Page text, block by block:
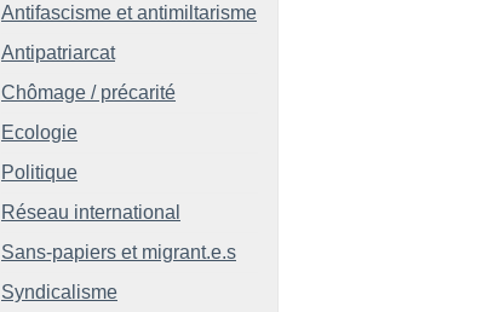
Antifascisme et antimiltarisme
Antipatriarcat
Chômage / précarité
Ecologie
Politique
Réseau international
Sans-papiers et migrant.e.s
Syndicalisme